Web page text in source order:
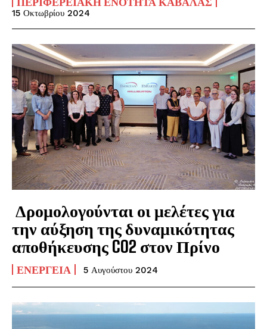
15 Οκτωβρίου 2024
Δρομολογούνται οι μελέτες για
την αύξηση της δυναμικότητας
αποθήκευσης CO2 στον Πρίνο
ΕΝΈΡΓΕΙΑ 5 Αυγούστου 2024